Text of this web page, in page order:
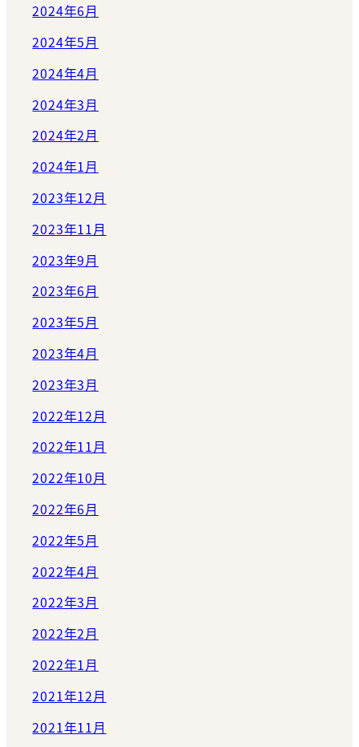
2024年6月
2024年5月
2024年4月
2024年3月
2024年2月
2024年1月
2023年12月
2023年11月
2023年9月
2023年6月
2023年5月
2023年4月
2023年3月
2022年12月
2022年11月
2022年10月
2022年6月
2022年5月
2022年4月
2022年3月
2022年2月
2022年1月
2021年12月
2021年11月